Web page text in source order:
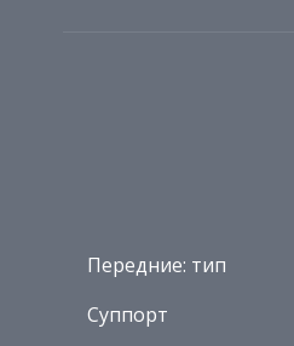
Передние: тип
Суппорт